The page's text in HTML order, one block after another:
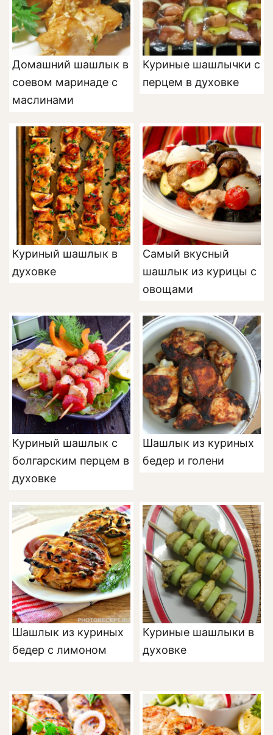
Домашний шашлык в
соевом маринаде с
маслинами
Куриные шашлычки с
перцем в духовке
Куриный шашлык в
духовке
Самый вкусный
шашлык из курицы с
овощами
Куриный шашлык с
болгарским перцем в
духовке
Шашлык из куриных
бедер и голени
Шашлык из куриных
бедер с лимоном
Куриные шашлыки в
духовке